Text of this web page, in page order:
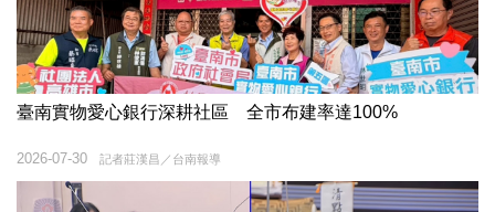
臺南實物愛心銀行深耕社區 全市布建率達100%
記者莊漢昌／台南報導
2026-07-30